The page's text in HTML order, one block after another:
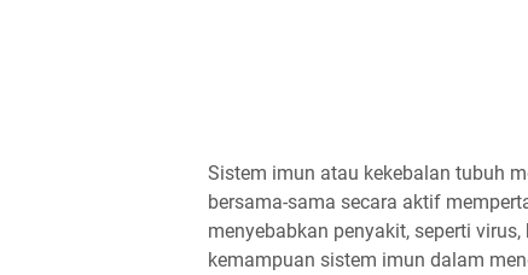
Sistem imun atau kekebalan tubuh
bersama-sama secara aktif
menyebabkan penyakit, seperti
kemampuan sistem imun dalam